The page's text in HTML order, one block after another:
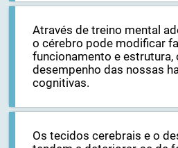
Através de treino mental
o cérebro pode modificar
funcionamento e estrutura,
desempenho das nossas